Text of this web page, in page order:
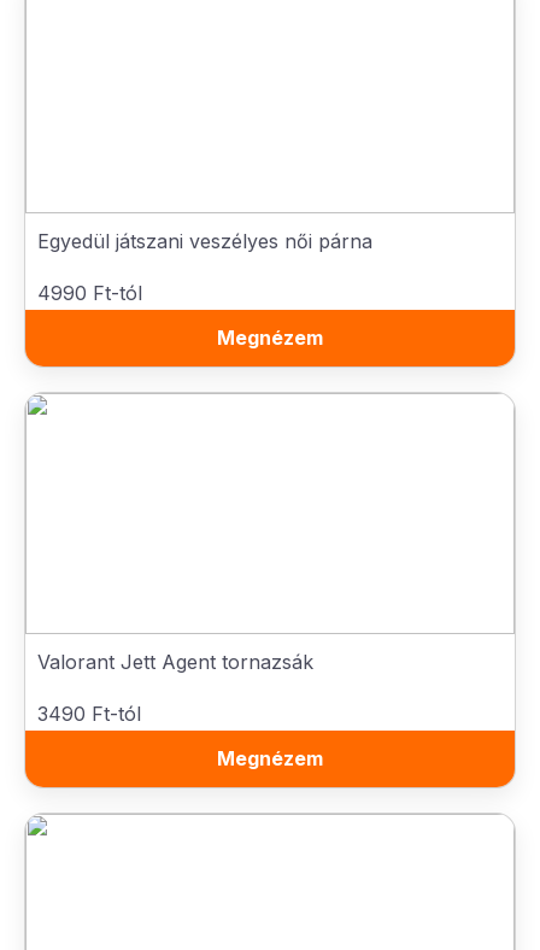
Egyedül játszani veszélyes női párna
4990 Ft-tól
Megnézem
Valorant Jett Agent tornazsák
3490 Ft-tól
Megnézem